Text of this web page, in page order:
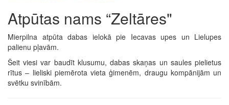
Atpūtas nams “Zeltāres"
Mierpilna atpūta dabas ielokā pie Iecavas upes un Lielupes
palienu pļavām.
Šeit viesi var baudīt klusumu, dabas skaņas un saules pielietus
rītus – lieliski piemērota vieta ģimenēm, draugu kompānijām un
svētku svinībām.